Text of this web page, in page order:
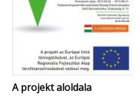
A projekt aloldala